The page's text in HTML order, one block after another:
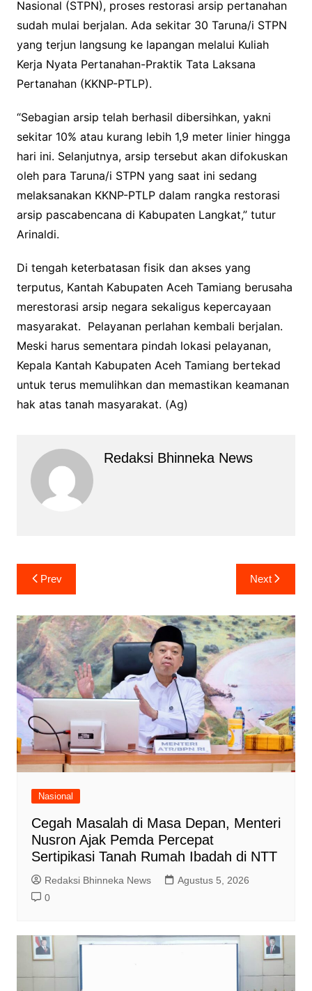
Nasional (STPN), proses restorasi arsip pertanahan
sudah mulai berjalan. Ada sekitar 30 Taruna/i STPN
yang terjun langsung ke lapangan melalui Kuliah
Kerja Nyata Pertanahan-Praktik Tata Laksana
Pertanahan (KKNP-PTLP).
“Sebagian arsip telah berhasil dibersihkan, yakni
sekitar 10% atau kurang lebih 1,9 meter linier hingga
hari ini. Selanjutnya, arsip tersebut akan difokuskan
oleh para Taruna/i STPN yang saat ini sedang
melaksanakan KKNP-PTLP dalam rangka restorasi
arsip pascabencana di Kabupaten Langkat,” tutur
Arinaldi.
Di tengah keterbatasan fisik dan akses yang
terputus, Kantah Kabupaten Aceh Tamiang berusaha
merestorasi arsip negara sekaligus kepercayaan
masyarakat. Pelayanan perlahan kembali berjalan.
Meski harus sementara pindah lokasi pelayanan,
Kepala Kantah Kabupaten Aceh Tamiang bertekad
untuk terus memulihkan dan memastikan keamanan
hak atas tanah masyarakat. (Ag)
Redaksi Bhinneka News
Navigasi
pos
Prev Next
Nasional
Cegah Masalah di Masa Depan, Menteri
Nusron Ajak Pemda Percepat
Sertipikasi Tanah Rumah Ibadah di NTT
Redaksi Bhinneka News
Agustus 5, 2026
0